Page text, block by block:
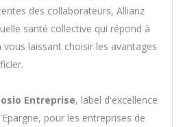
des collaborateurs, Allianz
santé collective qui répond à
laissant choisir les avantages
Entreprise, label d'excellence
pour les entreprises de